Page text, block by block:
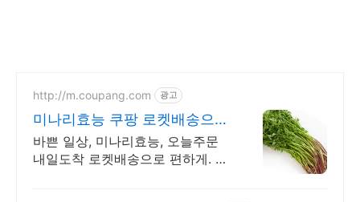
http://m.coupang.com 광고
미나리효능 쿠팡 로켓배송으로
내일 도착
바쁜 일상, 미나리효능, 오늘주문
내일도착 로켓배송으로 편하게. 번